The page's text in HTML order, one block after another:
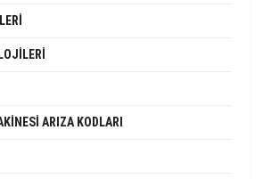
ARIZA KODLARI